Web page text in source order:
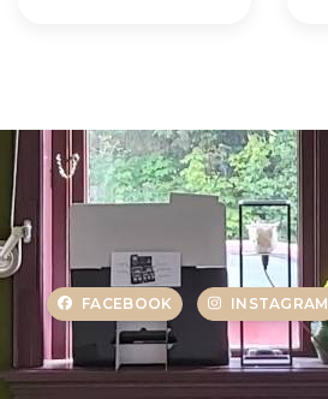
FACEBOOK INSTAGRAM